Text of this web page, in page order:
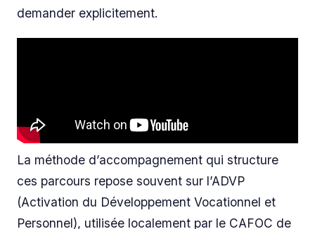
demander explicitement.
La méthode d’accompagnement qui structure
ces parcours repose souvent sur l’ADVP
(Activation du Développement Vocationnel et
Personnel), utilisée localement par le CAFOC de